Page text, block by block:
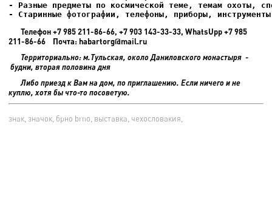
- Старинные фотографии, телефоны, приборы,
Телефон +7 985 211-86-66, +7 903 143-33-33, WhatsUpp +7 985
211-86-66 Почта: habartorg@mail.ru
Территориально: м.Тульская, около Даниловского монастыря -
будни, вторая половина дня
Либо приезд к Вам на дом, по приглашению. Если ничего и не
куплю, хотя бы что-то посоветую.
знак, значок, брно brno, выставка, чехословакия,